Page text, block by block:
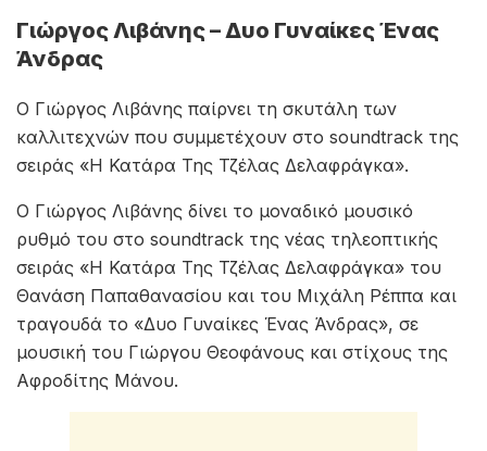
Γιώργος Λιβάνης – Δυο Γυναίκες Ένας
Άνδρας
Ο Γιώργος Λιβάνης παίρνει τη σκυτάλη των
καλλιτεχνών που συμμετέχουν στο soundtrack της
σειράς «Η Κατάρα Της Τζέλας Δελαφράγκα».
Ο Γιώργος Λιβάνης δίνει το μοναδικό μουσικό
ρυθμό του στο soundtrack της νέας τηλεοπτικής
σειράς «Η Κατάρα Της Τζέλας Δελαφράγκα» του
Θανάση Παπαθανασίου και του Μιχάλη Ρέππα και
τραγουδά το «Δυο Γυναίκες Ένας Άνδρας», σε
μουσική του Γιώργου Θεοφάνους και στίχους της
Αφροδίτης Μάνου.